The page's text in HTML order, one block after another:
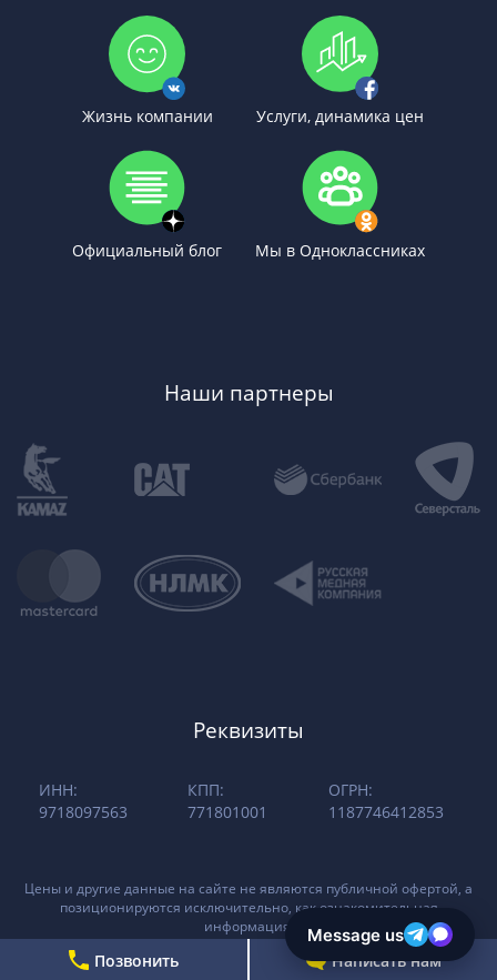
Позвонить Написать нам
Жизнь компании Услуги, динамика цен
Официальный блог Мы в Одноклассниках
Наши партнеры
Реквизиты
ИНН:
9718097563
КПП:
771801001
ОГРН:
1187746412853
Цены и другие данные на сайте не являются публичной офертой, а
позиционируются исключительно, как ознакомительная
информация.
Пользовательское соглашение